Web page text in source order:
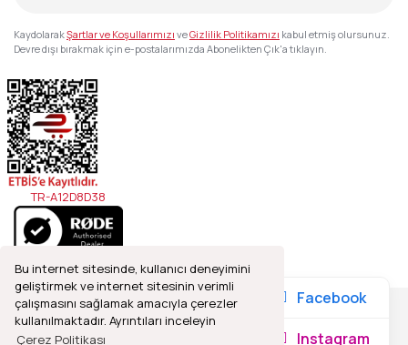
Bu internet sitesinde, kullanıcı deneyimini
geliştirmek ve internet sitesinin verimli
çalışmasını sağlamak amacıyla çerezler
kullanılmaktadır. Ayrıntıları inceleyin
Çerez Politikası
KaydolarakŞartlar ve Koşullarımızı veGizlilik Politikamızı kabul etmiş olursunuz.
Devre dışı bırakmak için e-postalarımızda Abonelikten Çık'a tıklayın.
TR-A12D8D38
2021© Refleks Fotoğrafçılık, Tüm Hakları Saklıdır.
Facebook
Instagram